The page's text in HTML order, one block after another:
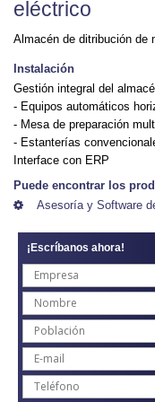
eléctrico
Almacén de ditribución de
Instalación
Gestión integral del
- Equipos automáticos
- Mesa de preparación
- Estanterías
Interface con ERP
Puede encontrar los
Asesoría y Software
¡Escríbanos ahora!